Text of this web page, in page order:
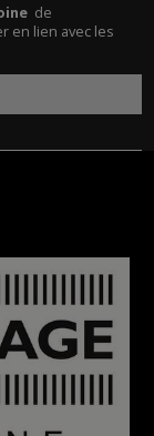
de
en lien avec les